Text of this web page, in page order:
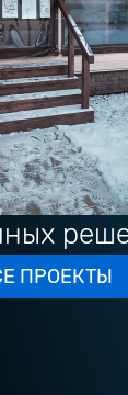
ПРОЕКТЫ